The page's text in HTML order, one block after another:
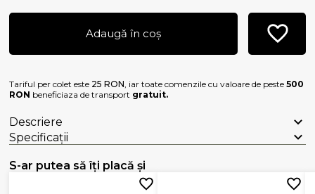
Adaugă în coș
Tariful per colet este 25 RON , iar toate comenzile cu valoare de peste500
RON beneficiaza de transport gratuit.
Descriere
Specificații
S-ar putea să îți placă și